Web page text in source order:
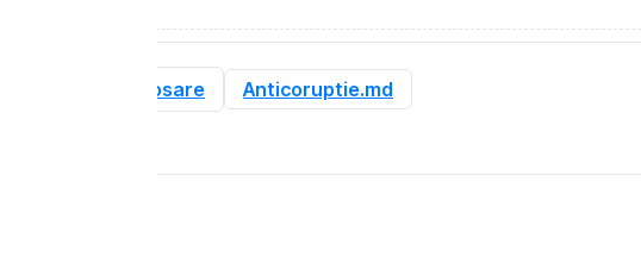
Dosare
Anticoruptie.md